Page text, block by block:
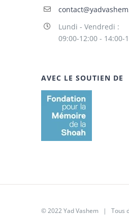
Lundi - Vendredi :
09:00-12:00 - 14:00-
AVEC LE SOUTIEN DE
© 2022 Yad Vashem | Tous